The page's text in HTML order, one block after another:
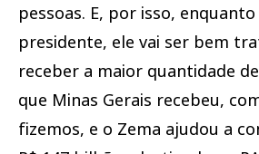
pessoas. E, por isso,
presidente, ele vai ser bem
receber a maior quantidade
que Minas Gerais recebeu,
fizemos, e o Zema ajudou a